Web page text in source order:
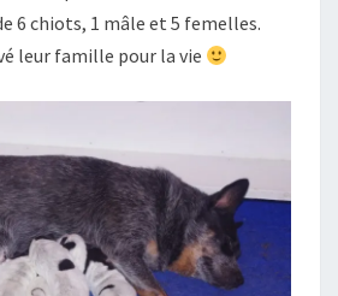
6 chiots, 1 mâle et 5 femelles.
leur famille pour la vie